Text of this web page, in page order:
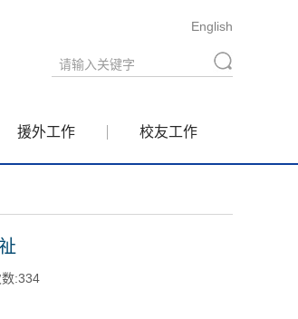
English
援外工作 校友工作
:334